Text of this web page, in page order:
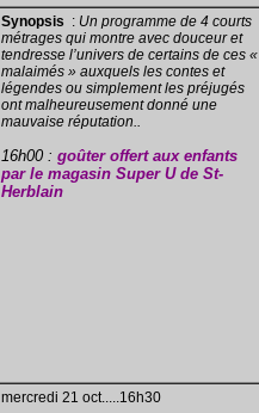
Synopsis : Un programme de 4 courts
métrages qui montre avec douceur et
tendresse l’univers de certains de ces «
malaimés » auxquels les contes et
légendes ou simplement les préjugés
ont malheureusement donné une
mauvaise réputation..
16h00 : goûter offert aux enfants
par le magasin Super U de St-
Herblain
mercredi 21 oct.....16h30